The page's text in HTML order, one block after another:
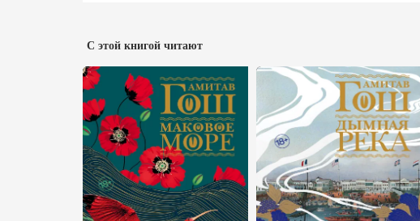
С этой книгой читают